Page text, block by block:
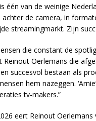
één van de weinige
de camera, in
streamingmarkt. Zijn
die constant de
Reinout Oerlemans die
succesvol bestaan als
hem nazeggen.
tv-makers.”
eert Reinout